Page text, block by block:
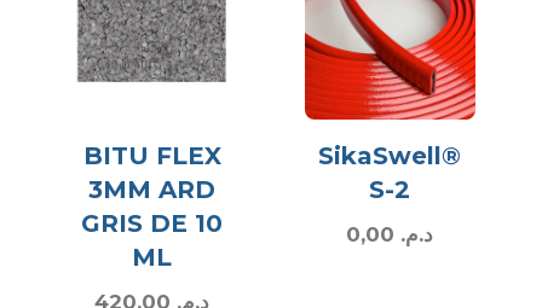
BITU FLEX
3MM ARD
GRIS DE 10
ML
د.م.
SikaSwell®
S-2
د.م.